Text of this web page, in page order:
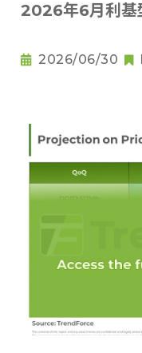
2026年6月利
2026/06/30